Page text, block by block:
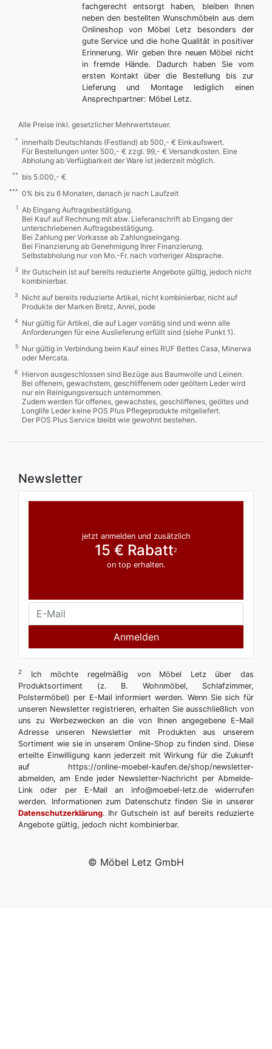
fachgerecht entsorgt haben, bleiben Ihnen
neben den bestellten Wunschmöbeln aus dem
Onlineshop von Möbel Letz besonders der
gute Service und die hohe Qualität in positiver
Erinnerung. Wir geben Ihre neuen Möbel nicht
in fremde Hände. Dadurch haben Sie vom
ersten Kontakt über die Bestellung bis zur
Lieferung und Montage lediglich einen
Ansprechpartner: Möbel Letz.
Alle Preise inkl. gesetzlicher Mehrwertsteuer.
*
innerhalb Deutschlands (Festland) ab 500,- € Einkaufswert.
Für Bestellungen unter 500,- € zzgl. 99,- € Versandkosten. Eine
Abholung ab Verfügbarkeit der Ware ist jederzeit möglich.
** bis 5.000,- €
*** 0% bis zu 6 Monaten, danach je nach Laufzeit
1
Ab Eingang Auftragsbestätigung.
Bei Kauf auf Rechnung mit abw. Lieferanschrift ab Eingang der
unterschriebenen Auftragsbestätigung.
Bei Zahlung per Vorkasse ab Zahlungseingang.
Bei Finanzierung ab Genehmigung Ihrer Finanzierung.
Selbstabholung nur von Mo.-Fr. nach vorheriger Absprache.
2
Ihr Gutschein ist auf bereits reduzierte Angebote gültig, jedoch nicht
kombinierbar.
3
Nicht auf bereits reduzierte Artikel, nicht kombinierbar, nicht auf
Produkte der Marken Bretz, Anrei, pode
4
Nur gültig für Artikel, die auf Lager vorrätig sind und wenn alle
Anforderungen für eine Auslieferung erfüllt sind (siehe Punkt 1).
5
Nur gültig in Verbindung beim Kauf eines RUF Bettes Casa, Minerwa
oder Mercata.
6
Hiervon ausgeschlossen sind Bezüge aus Baumwolle und Leinen.
Bei offenem, gewachstem, geschliffenem oder geöltem Leder wird
nur ein Reinigungsversuch unternommen.
Zudem werden für offenes, gewachstes, geschliffenes, geöltes und
Longlife Leder keine POS Plus Pflegeprodukte mitgeliefert.
Der POS Plus Service bleibt wie gewohnt bestehen.
Newsletter
jetzt anmelden und zusätzlich
15 € Rabatt2
on top erhalten.
Anmelden
2
Ich möchte regelmäßig von Möbel Letz über das
Produktsortiment (z. B. Wohnmöbel, Schlafzimmer,
Polstermöbel) per E-Mail informiert werden. Wenn Sie sich für
unseren Newsletter registrieren, erhalten Sie ausschließlich von
uns zu Werbezwecken an die von Ihnen angegebene E-Mail
Adresse unseren Newsletter mit Produkten aus unserem
Sortiment wie sie in unserem Online-Shop zu finden sind. Diese
erteilte Einwilligung kann jederzeit mit Wirkung für die Zukunft
auf https://online-moebel-kaufen.de/shop/newsletter-
abmelden, am Ende jeder Newsletter-Nachricht per Abmelde-
Link oder per E-Mail an info@moebel-letz.de widerrufen
werden. Informationen zum Datenschutz finden Sie in unserer
Datenschutzerklärung. Ihr Gutschein ist auf bereits reduzierte
Angebote gültig, jedoch nicht kombinierbar.
© Möbel Letz GmbH